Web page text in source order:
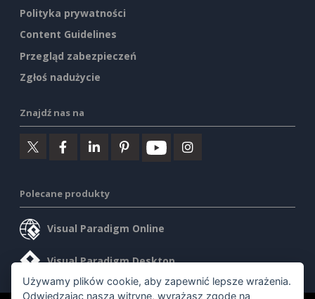
Polityka prywatności
Content Guidelines
Przegląd zabezpieczeń
Zgłoś nadużycie
Znajdź nas na
Polecane produkty
Visual Paradigm Online
Visual Paradigm Desktop
Używamy plików cookie, aby zapewnić lepsze wrażenia.
Odwiedzając naszą witrynę, wyrażasz zgodę na